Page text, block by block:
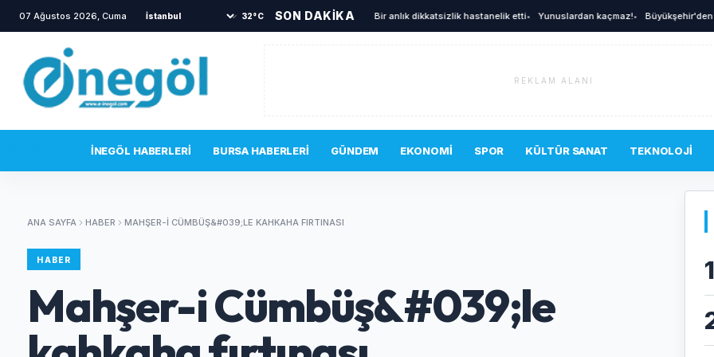
07 Ağustos 2026, Cuma 32°C SON DAKİKA
• TOKİ sakinlerini korkutan yangın• Bir anlık dikkatsizlik hastanelik etti• Yunuslardan kaçmaz!• Büyükşehir'den
REKLAM ALANI
İNEGÖL HABERLERI BURSA HABERLERI GÜNDEM EKONOMI SPOR KÜLTÜR SANAT TEKNOLOJI
ANA SAYFA HABER MAHŞER-I CÜMBÜŞ&#039;LE KAHKAHA FIRTINASI
HABER
Mahşer-i Cümbüş&#039;le
1